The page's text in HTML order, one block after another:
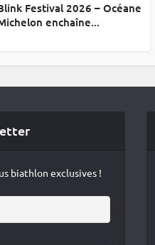
Festival 2026 – Océane
enchaîne...
biathlon exclusives !